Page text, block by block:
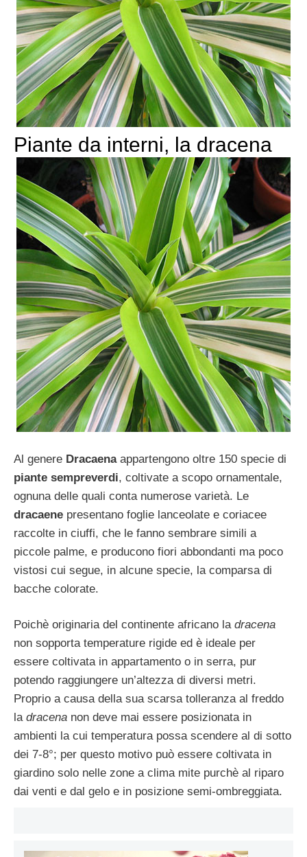
Piante da interni, la dracena
Al genere Dracaenaappartengono oltre 150 specie di
piante sempreverdi, coltivate a scopo ornamentale,
ognuna delle quali conta numerose varietà. Le
dracaene presentano foglie lanceolate e coriacee
raccolte in ciuffi, che le fanno sembrare simili a
piccole palme, e producono fiori abbondanti ma poco
vistosi cui segue, in alcune specie, la comparsa di
bacche colorate.
Poichè originaria del continente africano la dracena
non sopporta temperature rigide ed è ideale per
essere coltivata in appartamento o in serra, pur
potendo raggiungere un’altezza di diversi metri.
Proprio a causa della sua scarsa tolleranza al freddo
la dracena non deve mai essere posizionata in
ambienti la cui temperatura possa scendere al di sotto
dei 7-8°; per questo motivo può essere coltivata in
giardino solo nelle zone a clima mite purchè al riparo
dai venti e dal gelo e in posizione semi-ombreggiata.